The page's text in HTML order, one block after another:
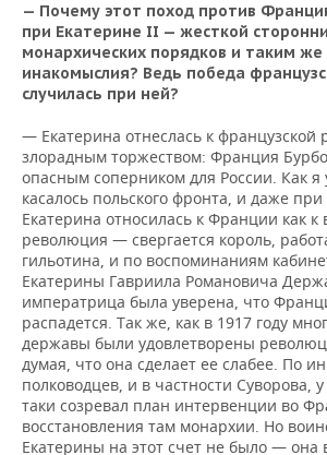
— Почему этот поход против
при Екатерине II — жесткой
монархических порядков и таким
инакомыслия? Ведь победа
случилась при ней?
— Екатерина отнеслась к французской
злорадным торжеством: Франция
опасным соперником для России. Как я
касалось польского фронта, и даже
Екатерина относилась к Франции как к
революция — свергается король,
гильотина, и по воспоминаниям
Екатерины Гавриила Романовича
императрица была уверена, что
распадется. Так же, как в 1917 году
державы были удовлетворены
думая, что она сделает ее слабее. По
полководцев, и в частности Суворова,
таки созревал план интервенции во
восстановления там монархии. Но
Екатерины на этот счет не было — она